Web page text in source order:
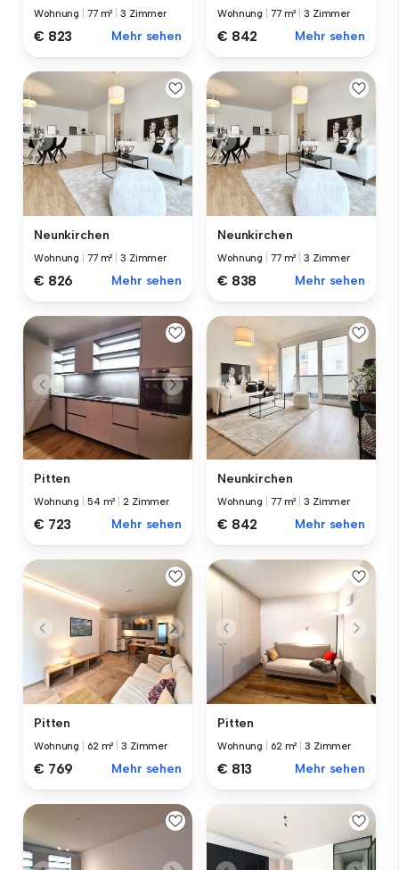
Wohnung 77 m² |3 Zimmer
€ 823 Mehr sehen
Wohnung 77 m² |3 Zimmer
€ 842 Mehr sehen
Neunkirchen
Wohnung 77 m² |3 Zimmer
€ 826 Mehr sehen
Neunkirchen
Wohnung 77 m² |3 Zimmer
€ 838 Mehr sehen
Pitten
Wohnung 54 m² |2 Zimmer
€ 723 Mehr sehen
Neunkirchen
Wohnung 77 m² |3 Zimmer
€ 842 Mehr sehen
Pitten
Wohnung 62 m² |3 Zimmer
€ 769 Mehr sehen
Pitten
Wohnung 62 m² |3 Zimmer
€ 813 Mehr sehen